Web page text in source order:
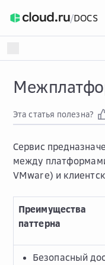
/DOCS
Эта статья полезна?
Сервис
между
VMware) и
Преимущества
паттерна
Безопасный